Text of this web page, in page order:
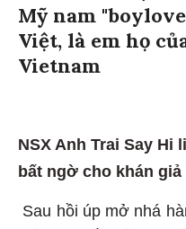
Mỹ nam
Việt, là em họ
Vietnam
NSX Anh Trai Say Hi
bất ngờ cho khán giả
Sau hồi úp mở nhá